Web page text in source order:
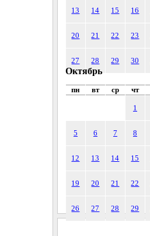
13 14 15 16
20 21 22 23
27 28 29 30
Октябрь
пн вт ср чт
1
5 6 7 8
12 13 14 15
19 20 21 22
26 27 28 29